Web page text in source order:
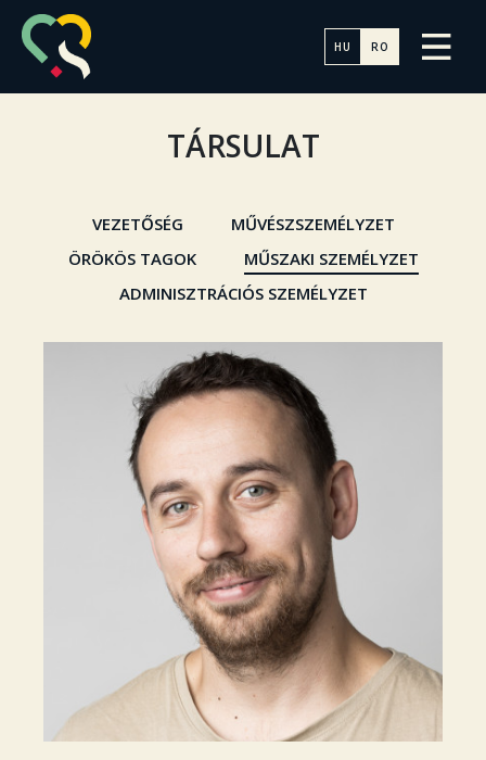
HU RO
TÁRSULAT
VEZETŐSÉG
MŰVÉSZSZEMÉLYZET
ÖRÖKÖS TAGOK
MŰSZAKI SZEMÉLYZET
ADMINISZTRÁCIÓS SZEMÉLYZET